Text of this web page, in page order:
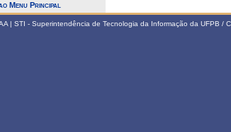
Menu Principal
| STI - Superintendência de Tecnologia da Informação da UFPB